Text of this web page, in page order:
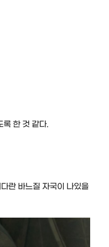
록 한 것 같다.
란 바느질 자국이 나있을